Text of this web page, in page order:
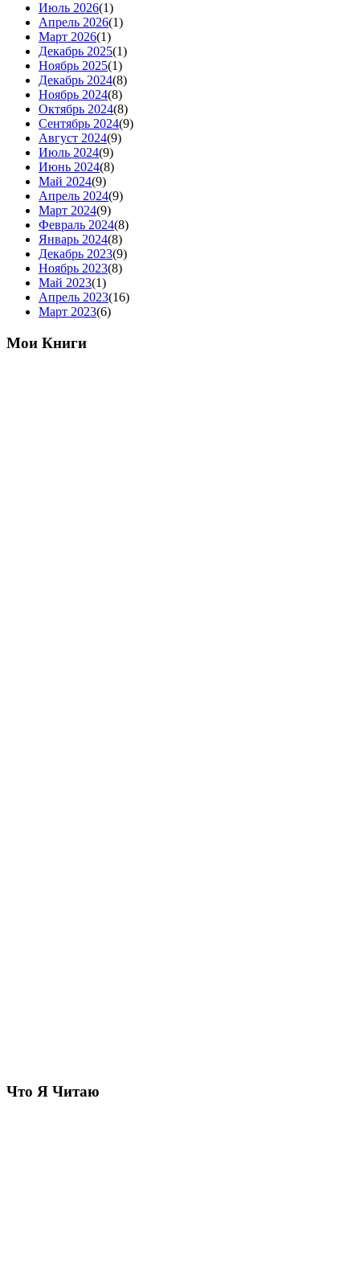
Июль 2026(1)
Апрель 2026(1)
Март 2026(1)
Декабрь 2025(1)
Ноябрь 2025(1)
Декабрь 2024(8)
Ноябрь 2024(8)
Октябрь 2024(8)
Сентябрь 2024(9)
Август 2024(9)
Июль 2024(9)
Июнь 2024(8)
Май 2024(9)
Апрель 2024(9)
Март 2024(9)
Февраль 2024(8)
Январь 2024(8)
Декабрь 2023(9)
Ноябрь 2023(8)
Май 2023(1)
Апрель 2023(16)
Март 2023(6)
Мои Книги
Что Я Читаю